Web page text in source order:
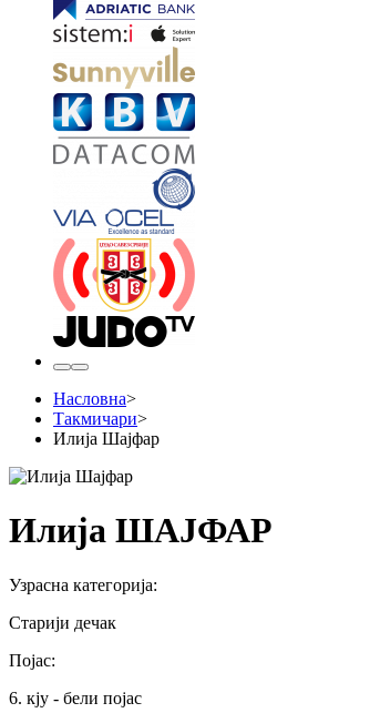
Насловна>
Такмичари>
Илија Шајфар
Илија ШАЈФАР
Узрасна категорија:
Старији дечак
Појас:
6. кју - бели појас